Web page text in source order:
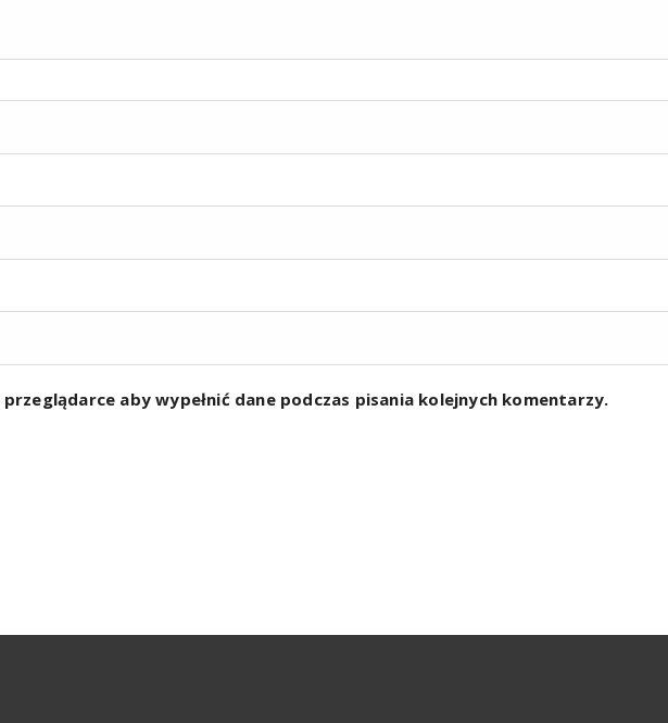
aby wypełnić dane podczas pisania kolejnych komentarzy.